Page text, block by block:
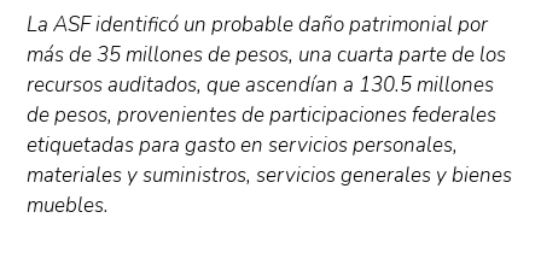
La ASF identificó un probable daño patrimonial por
más de 35 millones de pesos, una cuarta parte de los
recursos auditados, que ascendían a 130.5 millones
de pesos, provenientes de participaciones federales
etiquetadas para gasto en servicios personales,
materiales y suministros, servicios generales y bienes
muebles.